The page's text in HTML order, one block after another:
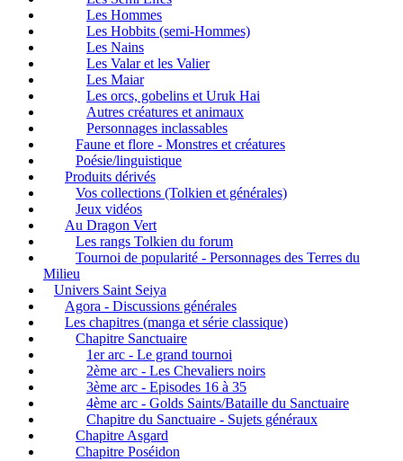
Les Hommes
Les Hobbits (semi-Hommes)
Les Nains
Les Valar et les Valier
Les Maiar
Les orcs, gobelins et Uruk Hai
Autres créatures et animaux
Personnages inclassables
Faune et flore - Monstres et créatures
Poésie/linguistique
Produits dérivés
Vos collections (Tolkien et générales)
Jeux vidéos
Au Dragon Vert
Les rangs Tolkien du forum
Tournoi de popularité - Personnages des Terres du
Milieu
Univers Saint Seiya
Agora - Discussions générales
Les chapitres (manga et série classique)
Chapitre Sanctuaire
1er arc - Le grand tournoi
2ème arc - Les Chevaliers noirs
3ème arc - Episodes 16 à 35
4ème arc - Golds Saints/Bataille du Sanctuaire
Chapitre du Sanctuaire - Sujets généraux
Chapitre Asgard
Chapitre Poséidon